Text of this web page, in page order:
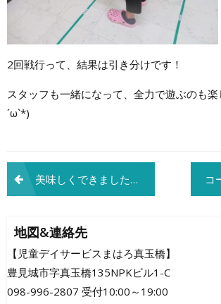
2回戦行って、結果は引き分けです！
スタッフも一緒になって、全力で遊ぶのも
´ω`*)
投
稿
ナ
ビ
ゲ
美味しくできました～ コ
地図&連絡先
【児童デイサービスまはろ真玉橋】
豊見城市字真玉橋135NPKビル1-C
098-996-2807 受付10:00～19:00